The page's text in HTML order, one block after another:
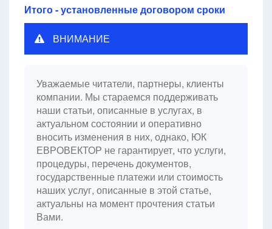
Итого - установленные договором сроки
ВНИМАНИЕ
Уважаемые читатели, партнеры, клиенты
компании. Мы стараемся поддерживать
наши статьи, описанные в услугах, в
актуальном состоянии и оперативно
вносить изменения в них, однако, ЮК
ЕВРОВЕКТОР не гарантирует, что услуги,
процедуры, перечень документов,
государственные платежи или стоимость
наших услуг, описанные в этой статье,
актуальны на момент прочтения статьи
Вами.